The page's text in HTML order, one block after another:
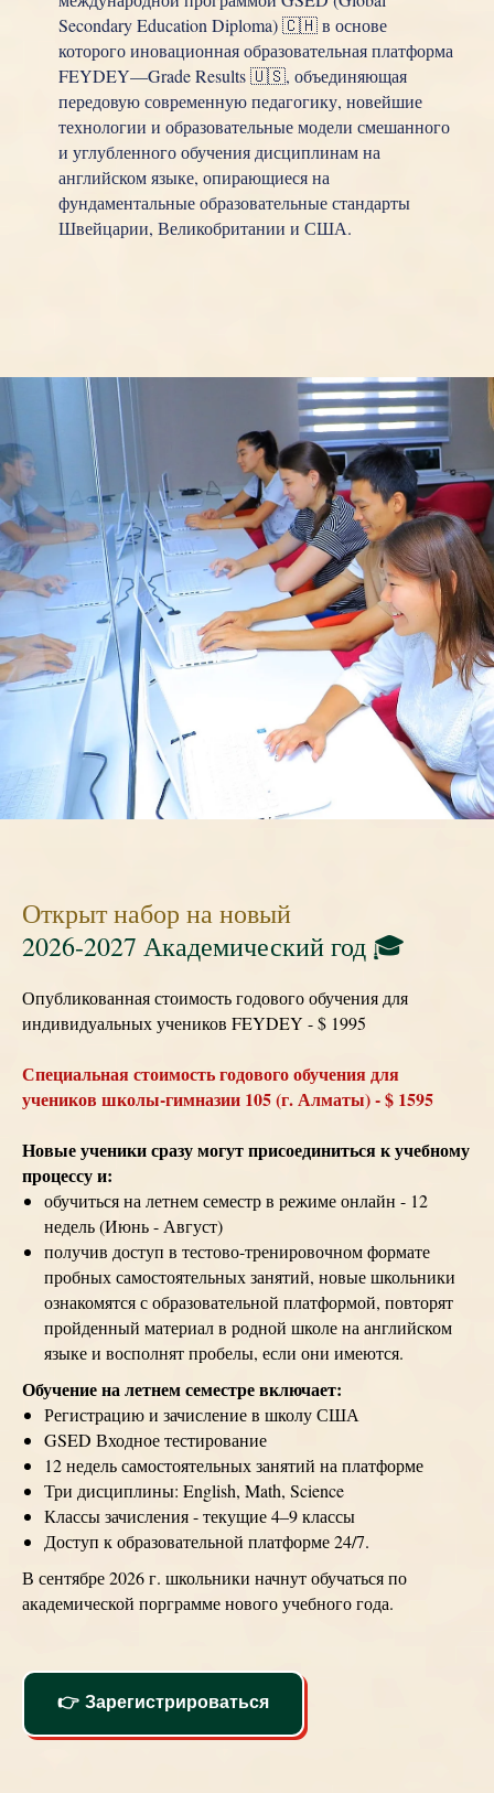
Secondary Education Diploma) 🇨🇭 в основе
которого иновационная образовательная платформа
FEYDEY—Grade Results 🇺🇸, объединяющая
передовую современную педагогику, новейшие
технологии и образовательные модели смешанного
и углубленного обучения дисциплинам на
английском языке, опирающиеся на
фундаментальные образовательные стандарты
Швейцарии, Великобритании и США.
Открыт набор на новый
2026-2027 Академический год 🎓
Опубликованная стоимость годового обучения для
индивидуальных учеников FEYDEY - $ 1995
Специальная стоимость годового обучения для
учеников школы-гимназии 105 (г. Алматы) - $ 1595
Новые ученики сразу могут присоединиться к учебному
процессу и:
обучиться на летнем семестр в режиме онлайн - 12
недель (Июнь - Август)
получив доступ в тестово-тренировочном формате
пробных самостоятельных занятий, новые школьники
ознакомятся с образовательной платформой, повторят
пройденный материал в родной школе на английском
языке и восполнят пробелы, если они имеются.
Обучение на летнем семестре включает:
Регистрацию и зачисление в школу США
GSED Входное тестирование
12 недель самостоятельных занятий на платформе
Три дисциплины: English, Math, Science
Классы зачисления - текущие 4–9 классы
Доступ к образовательной платформе 24/7.
В сентябре 2026 г. школьники начнут обучаться по
академической порграмме нового учебного года.
👉 Зарегистрироваться